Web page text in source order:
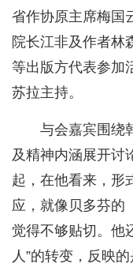
省作协原主席梅国
院长江非及作者林
等出版方代表参加
苏拉主持。
与会嘉宾围绕
及精神内涵展开讨
起，在他看来，形
应，就像贝多芬的
觉得不够贴切。他
人”的转变，反映